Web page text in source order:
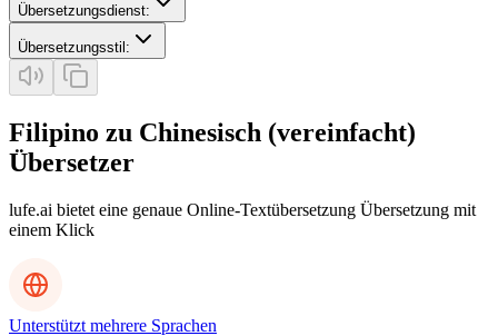
Übersetzungsdienst:
Übersetzungsstil :
Filipino zu Chinesisch (vereinfacht)
Übersetzer
lufe.ai bietet eine genaue Online-Textübersetzung Übersetzung mit
einem Klick
Unterstützt mehrere Sprachen